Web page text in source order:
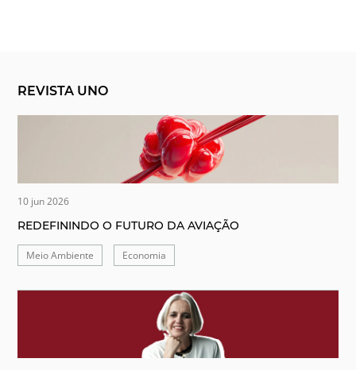
REVISTA UNO
10 jun 2026
REDEFININDO O FUTURO DA AVIAÇÃO
Meio Ambiente Economia